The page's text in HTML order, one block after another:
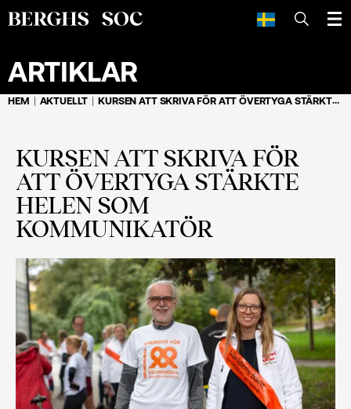
SÖK
ARTIKLAR
HEM AKTUELLT KURSEN ATT SKRIVA FÖR ATT ÖVERTYGA STÄRKTE HELEN SOM KOMMUNIKATÖR
KURSEN ATT SKRIVA FÖR
ATT ÖVERTYGA STÄRKTE
HELEN SOM
KOMMUNIKATÖR